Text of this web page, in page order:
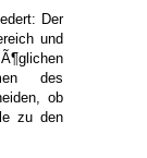
Der
und
des
ob
zu den